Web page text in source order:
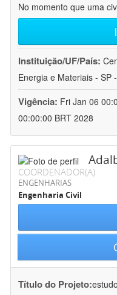
No momento que uma
Instituição/UF/País:
Energia e Materiais - SP
Vigência: Fri Jan 06
00:00:00 BRT 2028
COORDENADOR(A)
ENGENHARIAS
Engenharia Civil
Título do Projeto: